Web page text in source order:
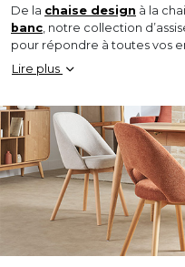
De la chaise design à la
banc, notre collection
pour répondre à toutes vos
chaises en tissu, vendues à
une vaste sélection de
Véritable touche finale de
clé qui sublimera
elle sera associée.
Lire plus